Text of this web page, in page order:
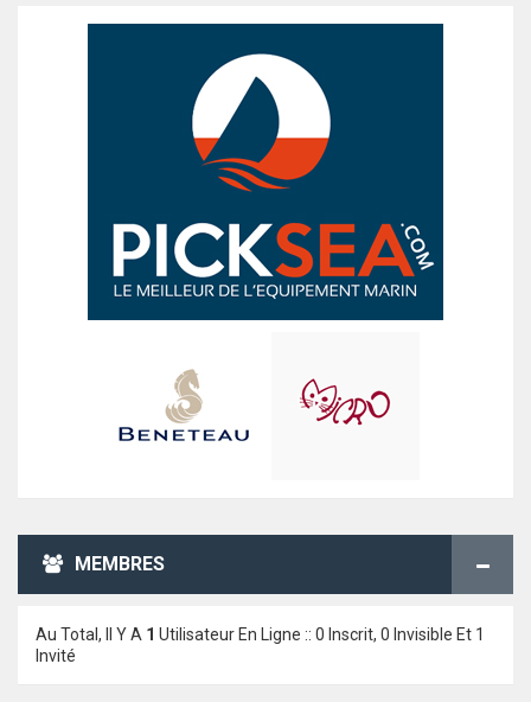
MEMBRES
Au Total, Il Y A 1 Utilisateur En Ligne :: 0 Inscrit, 0 Invisible Et 1
Invité